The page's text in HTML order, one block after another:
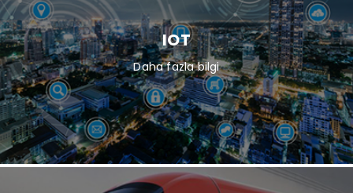
IOT
Daha fazla bilgi